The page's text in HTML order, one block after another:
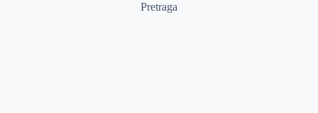
Pretraga